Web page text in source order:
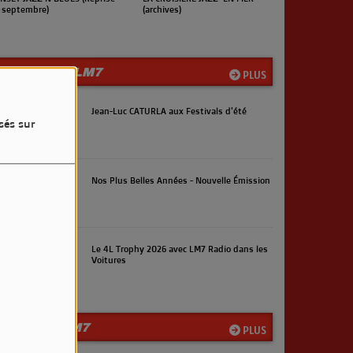
sur
(Reprise en septembre)
PLUS
INFOS LM7
Jean-Luc CATURLA aux Festivals d'été
Nos Plus Belles Années - Nouvelle Émission
Le 4L Trophy 2026 avec LM7 Radio dans les
Voitures
PLUS
LA TEAM LM7